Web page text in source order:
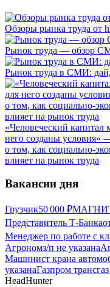
Обзоры рынка труда от
Рынок труда — обзор
Рынок труда в СМИ:
«Человеческий капитал
него созданы условия»
о том, как социально-
влияет на рынок труда
Вакансии дня
Грузчик50 000 ₽МАГНИТ,
Представитель Т-Банка
Менеджер по работе с
Агрономз/п не указана
Машинист крана
указанаГазпром
HeadHunter